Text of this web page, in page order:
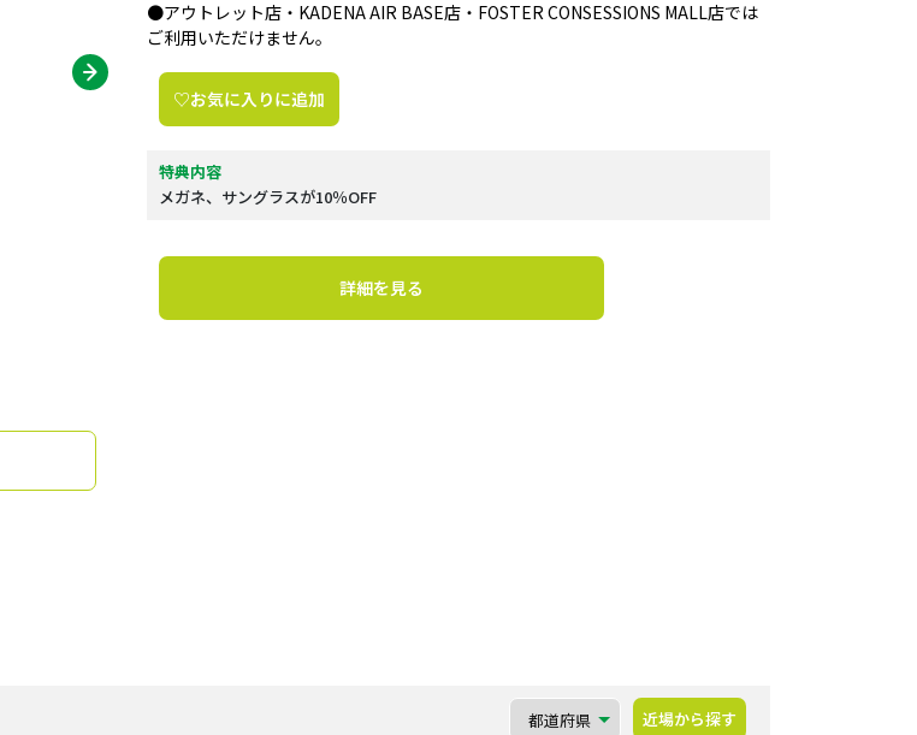
●アウトレット店・KADENA AIR BASE店・FOSTER CONSESSIONS MALL店では
ご利用いただけません。
♡お気に入りに追加
特典内容
メガネ、サングラスが10％OFF
詳細を見る
近場から探す